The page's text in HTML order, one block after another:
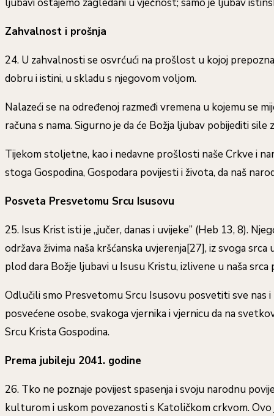
Zahvalnost i prošnja
24. U zahvalnosti se osvrćući na prošlost u kojoj
dobru i istini, u skladu s njegovom voljom.
Nalazeći se na određenoj razmeđi vremena u kojemu se
računa s nama. Sigurno je da će Božja ljubav pobijediti
Tijekom stoljetne, kao i nedavne prošlosti naše Crkve i
stoga Gospodina, Gospodara povijesti i života, da naš
Posveta Presvetomu Srcu Isusovu
25. Isus Krist isti je „jučer, danas i uvijeke” (Heb 13, 8).
održava živima naša kršćanska uvjerenja[27], iz svoga
plod dara Božje ljubavi u Isusu Kristu, izlivene u naša
Odlučili smo Presvetomu Srcu Isusovu posvetiti sve nas i
posvećene osobe, svakoga vjernika i vjernicu da na
Srcu Krista Gospodina.
Prema jubileju 2041. godine
26. Tko ne poznaje povijest spasenja i svoju narodnu
kulturom i uskom povezanosti s Katoličkom crkvom.